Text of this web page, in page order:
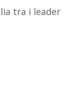
tra i leader